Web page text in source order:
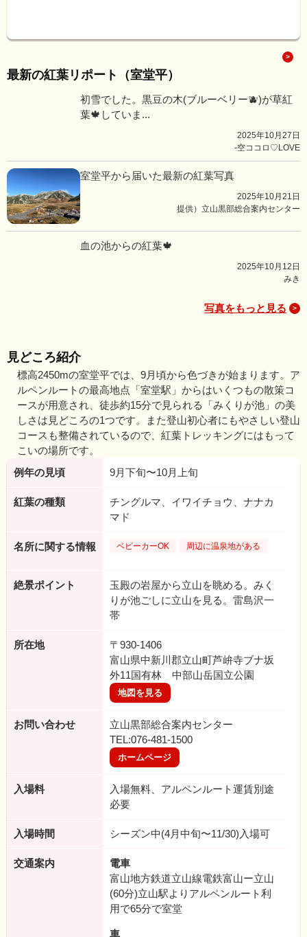
最新の紅葉リポート（室堂平）
初雪でした。黒豆の木(ブルーベリー🫐)が草紅
葉🍁していま...
2025年10月27日
-空ココロ♡LOVE
室堂平から届いた最新の紅葉写真
2025年10月21日
提供）立山黒部総合案内センター
血の池からの紅葉🍁
2025年10月12日
みき
写真をもっと見る
見どころ紹介
標高2450mの室堂平では、9月頃から色づきが始まります。ア
ルペンルートの最高地点「室堂駅」からはいくつもの散策コ
ースが用意され、徒歩約15分で見られる「みくりが池」の美
しさは見どころの1つです。また登山初心者にもやさしい登山
コースも整備されているので、紅葉トレッキングにはもって
こいの場所です。
例年の見頃
9月下旬〜10月上旬
紅葉の種類
チングルマ、イワイチョウ、ナナカ
マド
名所に関する情報 ベビーカーOK 周辺に温泉地がある
絶景ポイント
玉殿の岩屋から立山を眺める。みく
りが池ごしに立山を見る。雷島沢一
帯
所在地
〒930-1406
富山県中新川郡立山町芦峅寺ブナ坂
外11国有林 中部山岳国立公園
地図を見る
お問い合わせ
立山黒部総合案内センター
TEL:076-481-1500
ホームページ
入場料
入場無料、アルペンルート運賃別途
必要
入場時間 シーズン中(4月中旬〜11/30)入場可
交通案内
電車
富山地方鉄道立山線電鉄富山ー立山
(60分)立山駅よりアルペンルート利
用で65分で室堂
車